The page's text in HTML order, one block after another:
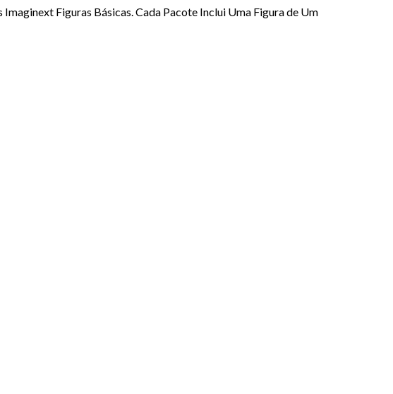
Figuras Básicas. Cada Pacote Inclui Uma Figura de Um